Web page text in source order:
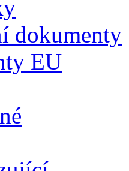
dokumenty
EU